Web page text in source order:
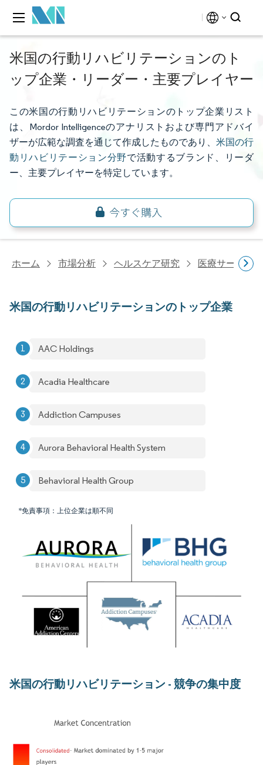
米国の行動リハビリテーションのト
ップ企業・リーダー・主要プレイヤー
この米国の行動リハビリテーションのトップ企業リスト
は、Mordor Intelligenceのアナリストおよび専門アドバイ
ザーが広範な調査を通じて作成したものであり、 米国の行
動リハビリテーション分野で活動するブランド、リーダ
ー、主要プレイヤーを特定しています。
ホーム 市場分析 ヘルスケア研究 医療サービス
米国の行動リハビリテーションのトップ企業
AAC Holdings
Acadia Healthcare
Addiction Campuses
Aurora Behavioral Health System
Behavioral Health Group
*免責事項：上位企業は順不同
米国の行動リハビリテーション - 競争の集中度